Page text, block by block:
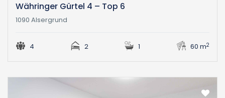
Währinger Gürtel 4 – Top 6
1090 Alsergrund
4 2 1 60 m2